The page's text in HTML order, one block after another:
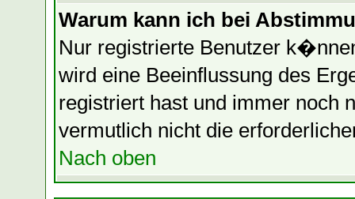
Warum kann ich bei
Nur registrierte Benutzer
wird eine Beeinflussung des
registriert hast und immer noch
vermutlich nicht die
Nach oben